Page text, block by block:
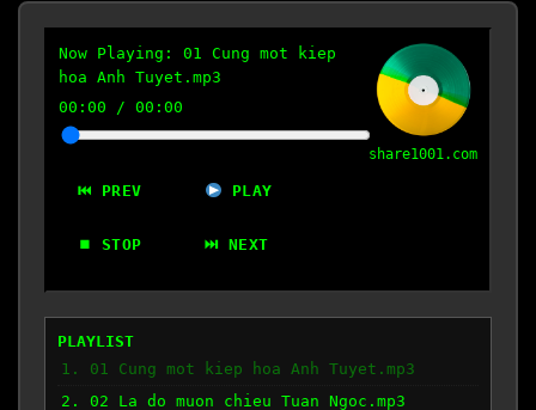
Now Playing: 01 Cung mot kiep
hoa Anh Tuyet.mp3
00:00 / 00:00
⏮ PREV PLAY
⏹ STOP ⏭ NEXT
share1001.com
PLAYLIST
1. 01 Cung mot kiep hoa Anh Tuyet.mp3
2. 02 La do muon chieu Tuan Ngoc.mp3